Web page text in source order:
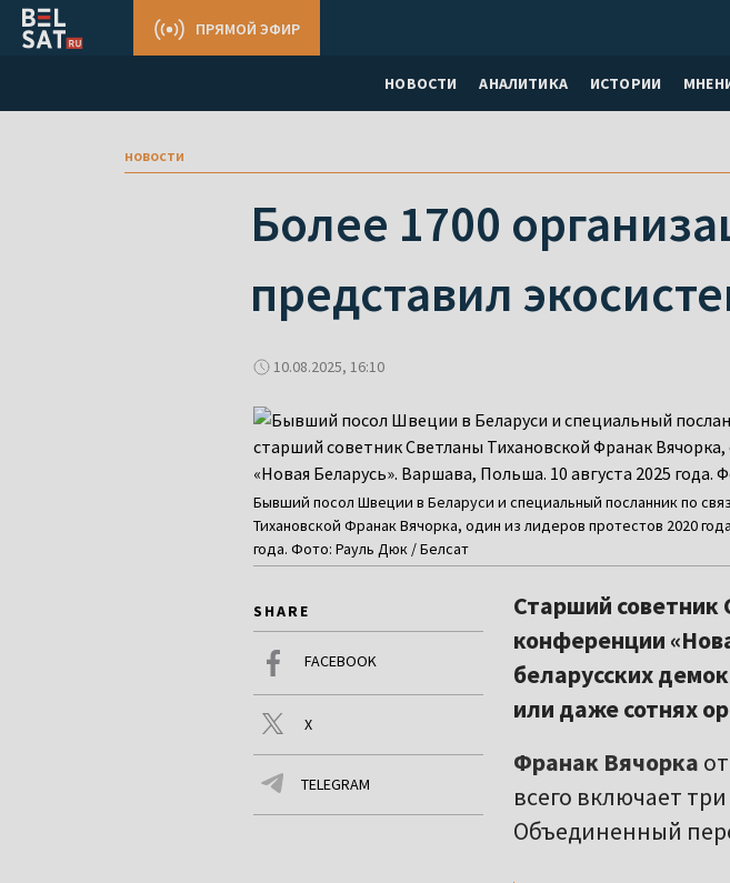
НОВОСТИ АНАЛИТИКА ИСТОРИИ
ПРЯМОЙ ЭФИР
новости
Более 1700
представил
10.08.2025, 16:10
Бывший посол Швеции в Беларуси и специальный посланник по
Тихановской Франак Вячорка, один из лидеров протестов 2020
года. Фото: Рауль Дюк / Белсат
SHARE
FACEBOOK
X
TELEGRAM
Старший советник
конференции
беларусских
или даже сотнях
Франак Вячорка
всего включает
Объединенный